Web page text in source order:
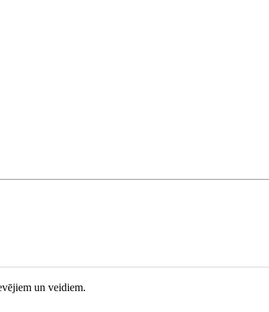
un veidiem.